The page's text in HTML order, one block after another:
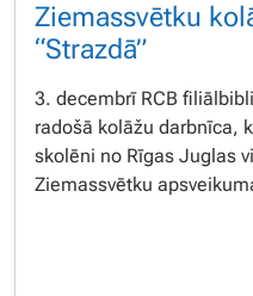
Ziemassvētku
“Strazdā”
3. decembrī RCB
radošā kolāžu darbnīca,
skolēni no Rīgas Juglas
Ziemassvētku